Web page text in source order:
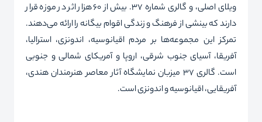
ویلای اصلی، و گالری شماره 37. بیش از 60 هزار اثر در موزه قرار
دارند که بینشی از فرهنگ و زندگی اقوام بیگانه را ارائه می‌دهند.
تمرکز این مجموعه‌ها بر مردم اقیانوسیه، اندونزی، استرالیا،
آفریقا، آسیای جنوب شرقی، اروپا و آمریکای شمالی و جنوبی
است. گالری 37 میزبان نمایشگاه آثار معاصر هنرمندان هندی،
آفریقایی، اقیانوسیه و اندونزی است.